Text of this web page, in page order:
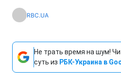
RBC.UA
Не трать время на шум!
суть из РБК-Украина в